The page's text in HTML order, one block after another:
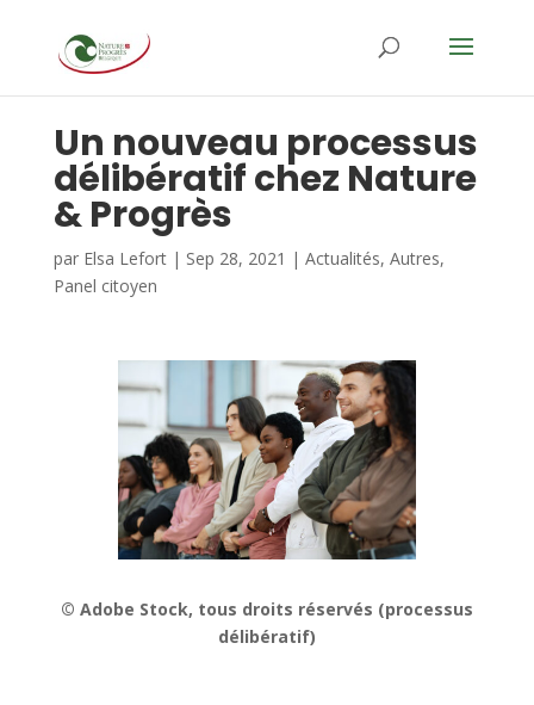
Un nouveau processus
délibératif chez Nature
& Progrès
par Elsa Lefort| Sep 28, 2021 | Actualités, Autres,
Panel citoyen
© Adobe Stock, tous droits réservés (processus
délibératif)